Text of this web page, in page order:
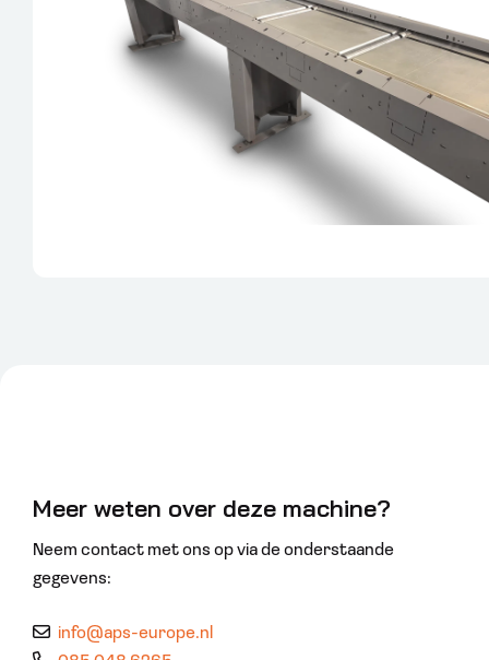
Meer weten over deze machine?
Neem contact met ons op via de onderstaande
gegevens:
info@aps-europe.nl